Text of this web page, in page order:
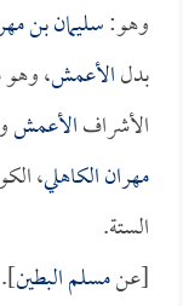
وهو:سليمان بن
بدلالأعمش،
الأشرافالأعمش
مهران الكاهلي،
الستة.
[عنمسلم البطين].